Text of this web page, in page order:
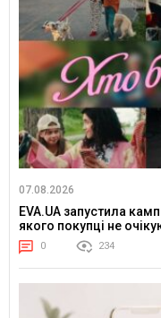
07.08.2026
EVA.UA запустила
якого покупці не
0 234